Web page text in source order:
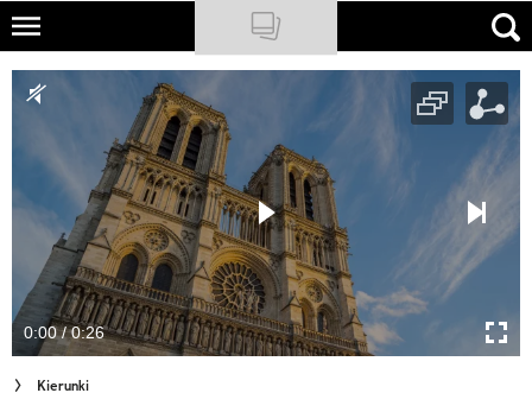
Skip
main
NATIONAL GEOGRAPHIC
PODCASTY
Sklep
Newsletter
Cuda Polski
Wielki Konkurs Fotograficzny
0:00 / 0:26
Kierunki